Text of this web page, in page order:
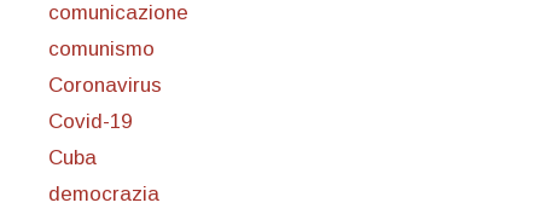
comunicazione
comunismo
Coronavirus
Covid-19
Cuba
democrazia